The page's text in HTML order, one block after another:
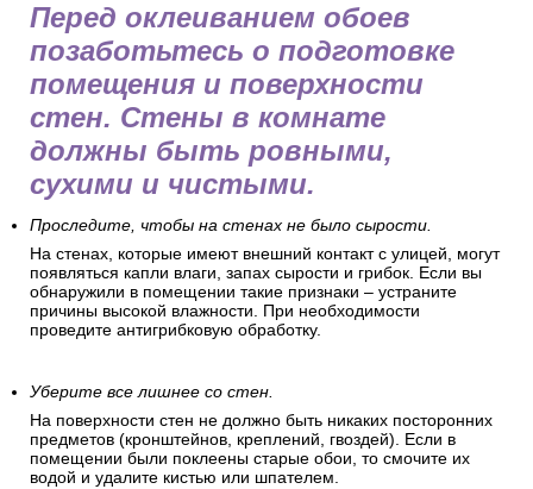
Перед оклеиванием обоев
позаботьтесь о подготовке
помещения и поверхности
стен. Стены в комнате
должны быть ровными,
сухими и чистыми.
Проследите, чтобы на стенах не было сырости.
На стенах, которые имеют внешний контакт с улицей, могут
появляться капли влаги, запах сырости и грибок. Если вы
обнаружили в помещении такие признаки – устраните
причины высокой влажности. При необходимости
проведите антигрибковую обработку.
Уберите все лишнее со стен.
На поверхности стен не должно быть никаких посторонних
предметов (кронштейнов, креплений, гвоздей). Если в
помещении были поклеены старые обои, то смочите их
водой и удалите кистью или шпателем.